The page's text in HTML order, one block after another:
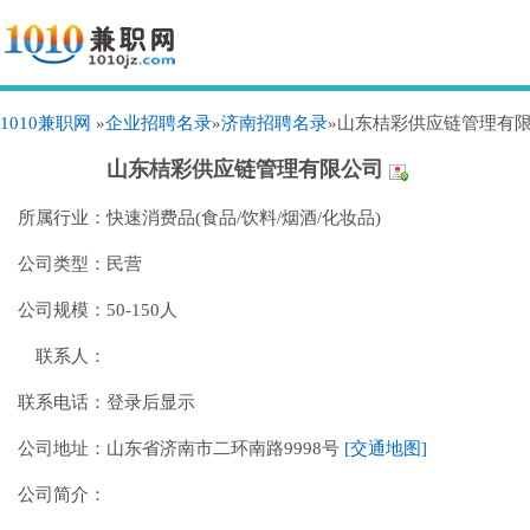
1010兼职网 »企业招聘名录»济南招聘名录»山东桔彩供应链管理有
山东桔彩供应链管理有限公司
所属行业：快速消费品(食品/饮料/烟酒/化妆品)
公司类型： 民营
公司规模： 50-150人
联系人：
联系电话： 登录后显示
公司地址： 山东省济南市二环南路9998号 [交通地图]
公司简介：